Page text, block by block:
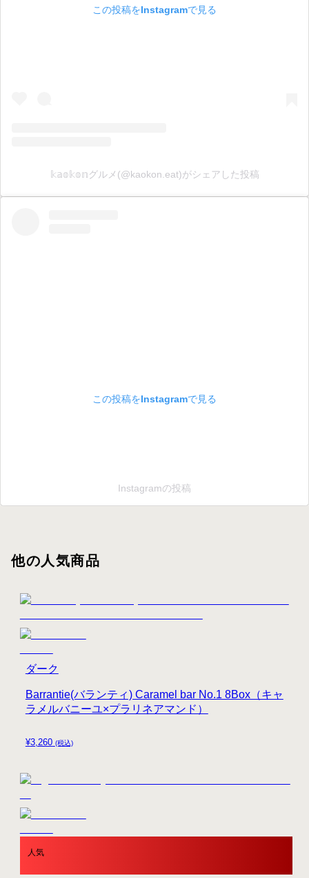
この投稿をInstagramで見る
𝕜𝕒𝕠𝕜𝕠𝕟グルメ(@kaokon.eat)がシェアした投稿
この投稿をInstagramで見る
Instagramの投稿
他の人気商品
¥3,260 (税込)
Barrantie(バランティ) Caramel bar No.1 8Box（キャ
ラメルバニーユ×プラリネアマンド）
ダーク
人気